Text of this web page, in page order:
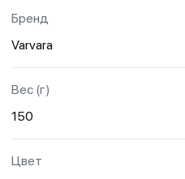
Бренд
Varvara
Вес (г)
150
Цвет